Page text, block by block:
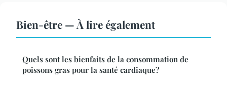
Bien-être — À lire également
Quels sont les bienfaits de la consommation de
poissons gras pour la santé cardiaque?